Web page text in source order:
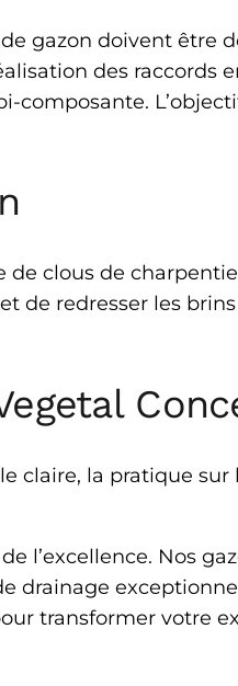
gazon doivent être
des raccords
clous de
de redresser les
claire, la pratique
l’excellence. Nos
drainage
transformer votre